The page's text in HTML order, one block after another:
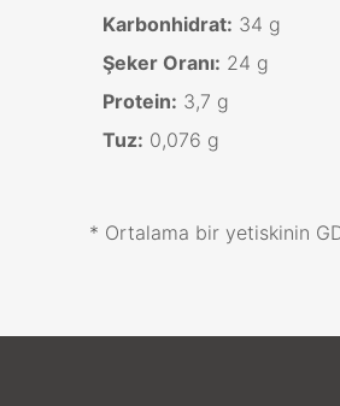
Karbonhidrat: 34 g
Şeker Oranı: 24 g
Protein: 3,7 g
Tuz: 0,076 g
* Ortalama bir yetiskinin